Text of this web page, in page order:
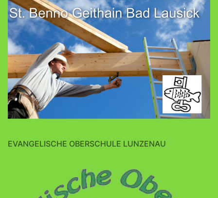
EVANGELISCHE OBERSCHULE LUNZENAU